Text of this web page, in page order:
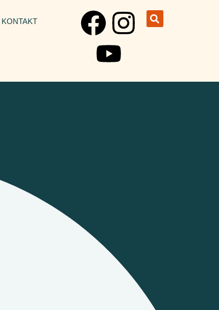
KONTAKT